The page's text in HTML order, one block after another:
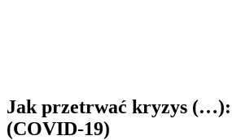
Jak przetrwać kryzys (…):
(COVID-19)